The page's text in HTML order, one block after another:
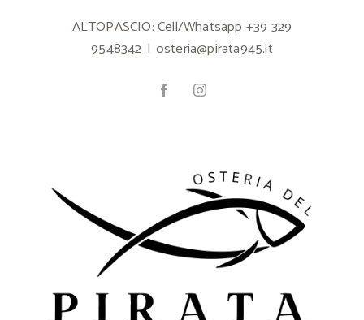
ALTOPASCIO: Cell/Whatsapp +39 329
9548342 | osteria@pirata945.it